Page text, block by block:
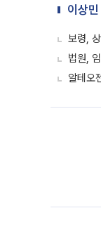
이상
보령,
법원,
알테오